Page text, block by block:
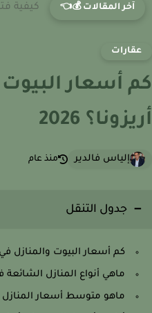
آخر المقالات 💰👈
أسعار البيوت
2026
إلياس فالدير منذ عام
جدول التنقل
كم أسعار البيوت والمنازل في
ماهي أنواع المنازل الشائعة في
ماهو متوسط أسعار المنازل في